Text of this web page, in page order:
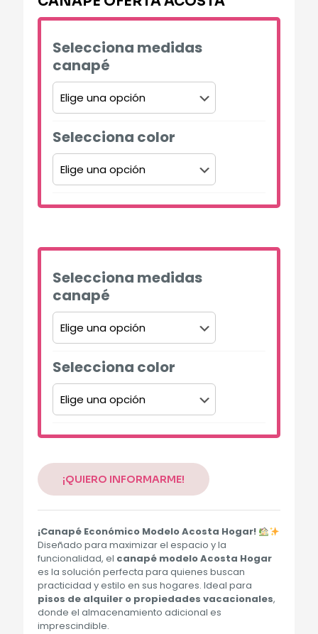
Selecciona medidas
canapé
Selecciona color
Selecciona medidas
canapé
Selecciona color
¡QUIERO INFORMARME!
¡Canapé Económico Modelo Acosta Hogar!
Diseñado para maximizar el espacio y la
funcionalidad, el canapé modelo Acosta Hogar
es la solución perfecta para quienes buscan
practicidad y estilo en sus hogares. Ideal para
pisos de alquiler o propiedades vacacionales,
donde el almacenamiento adicional es
imprescindible.